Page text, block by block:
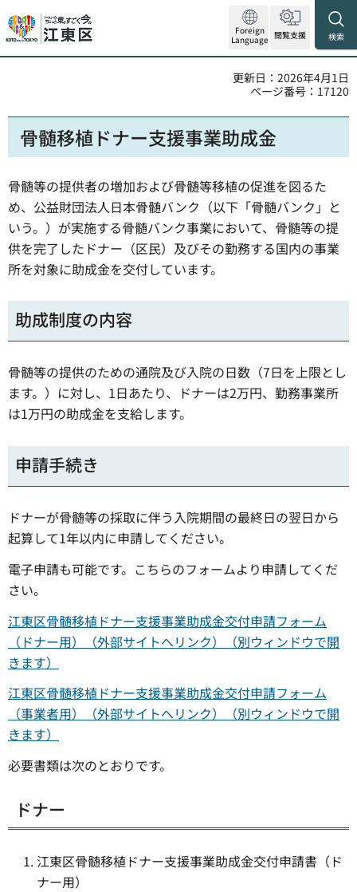
Foreign
Language 閲覧支援 検索
更新日：2026年4月1日
ページ番号：17120
骨髄移植ドナー支援事業助成金
骨髄等の提供者の増加および骨髄等移植の促進を図るた
め、公益財団法人日本骨髄バンク（以下「骨髄バンク」と
いう。）が実施する骨髄バンク事業において、骨髄等の提
供を完了したドナー（区民）及びその勤務する国内の事業
所を対象に助成金を交付しています。
助成制度の内容
骨髄等の提供のための通院及び入院の日数（7日を上限とし
ます。）に対し、1日あたり、ドナーは2万円、勤務事業所
は1万円の助成金を支給します。
申請手続き
ドナーが骨髄等の採取に伴う入院期間の最終日の翌日から
起算して1年以内に申請してください。
電子申請も可能です。こちらのフォームより申請してくだ
さい。
江東区骨髄移植ドナー支援事業助成金交付申請フォーム
（ドナー用）（外部サイトへリンク）（別ウィンドウで開
きます）
江東区骨髄移植ドナー支援事業助成金交付申請フォーム
（事業者用）（外部サイトへリンク）（別ウィンドウで開
きます）
必要書類は次のとおりです。
ドナー
江東区骨髄移植ドナー支援事業助成金交付申請書（ド
ナー用）